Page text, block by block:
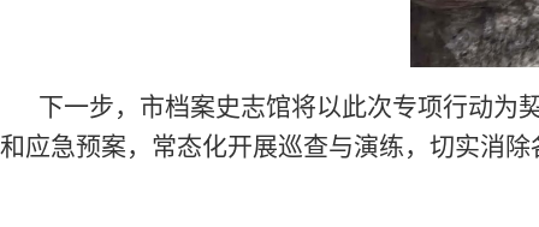
下一步，市档案史志馆将以此次专项行动为
和应急预案，常态化开展巡查与演练，切实消除